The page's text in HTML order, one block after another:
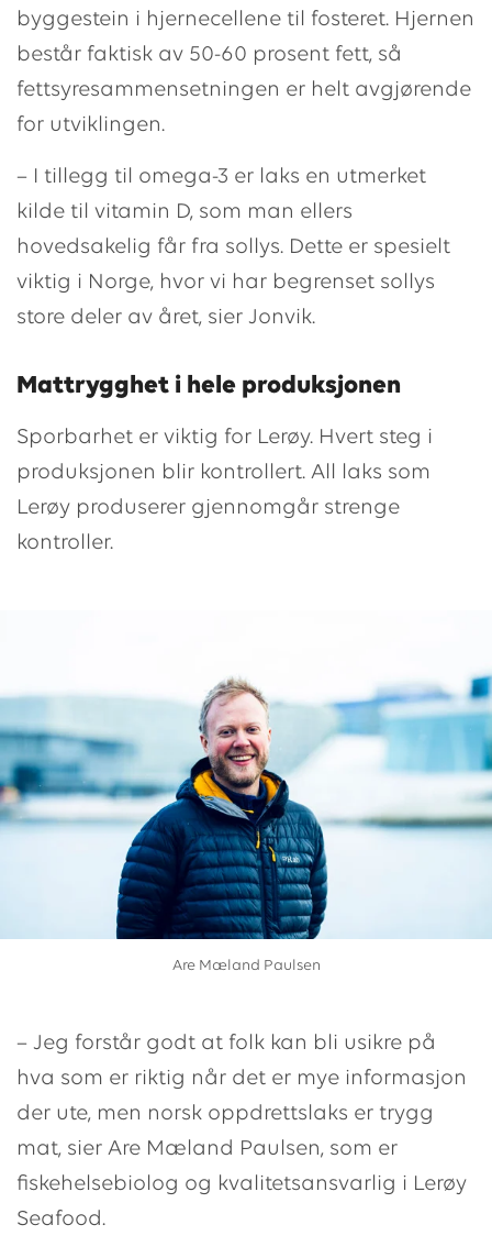
byggestein i hjernecellene til fosteret. Hjernen
består faktisk av 50-60 prosent fett, så
fettsyresammensetningen er helt avgjørende
for utviklingen.
– I tillegg til omega-3 er laks en utmerket
kilde til vitamin D, som man ellers
hovedsakelig får fra sollys. Dette er spesielt
viktig i Norge, hvor vi har begrenset sollys
store deler av året, sier Jonvik.
Mattrygghet i hele produksjonen
Sporbarhet er viktig for Lerøy. Hvert steg i
produksjonen blir kontrollert. All laks som
Lerøy produserer gjennomgår strenge
kontroller.
Are Mæland Paulsen
– Jeg forstår godt at folk kan bli usikre på
hva som er riktig når det er mye informasjon
der ute, men norsk oppdrettslaks er trygg
mat, sier Are Mæland Paulsen, som er
fiskehelsebiolog og kvalitetsansvarlig i Lerøy
Seafood.